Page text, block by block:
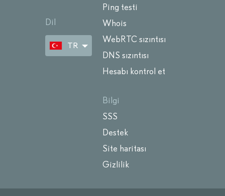
Dil
TR
Ping testi
Whois
WebRTC sızıntısı
DNS sızıntısı
Hesabı kontrol et
Bilgi
SSS
Destek
Site haritası
Gizlilik